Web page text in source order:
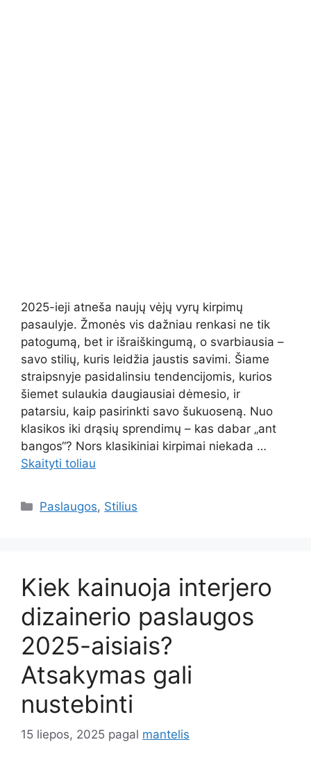
2025-ieji atneša naujų vėjų vyrų kirpimų
pasaulyje. Žmonės vis dažniau renkasi ne tik
patogumą, bet ir išraiškingumą, o svarbiausia –
savo stilių, kuris leidžia jaustis savimi. Šiame
straipsnyje pasidalinsiu tendencijomis, kurios
šiemet sulaukia daugiausiai dėmesio, ir
patarsiu, kaip pasirinkti savo šukuoseną. Nuo
klasikos iki drąsių sprendimų – kas dabar „ant
bangos“? Nors klasikiniai kirpimai niekada …
Skaityti toliau
Kategorijos
Paslaugos, Stilius
Kiek kainuoja interjero
dizainerio paslaugos
2025-aisiais?
Atsakymas gali
nustebinti
15 liepos, 2025 pagal mantelis